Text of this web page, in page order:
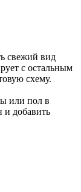
свежий вид
с остальным
схему.
или пол в
и добавить